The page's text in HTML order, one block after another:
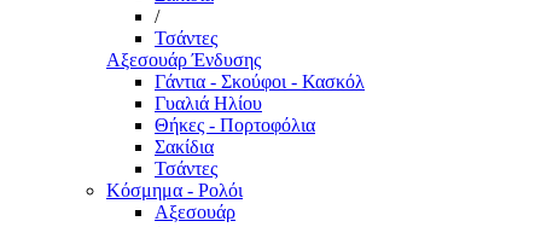
/
Τσάντες
Αξεσουάρ Ένδυσης
Γάντια - Σκούφοι - Κασκόλ
Γυαλιά Ηλίου
Θήκες - Πορτοφόλια
Σακίδια
Τσάντες
Κόσμημα - Ρολόι
Αξεσουάρ